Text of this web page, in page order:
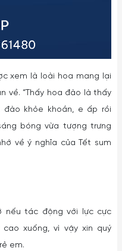
xem là loài hoa mang lại
về. “Thấy hoa đào là thấy
đào khỏe khoắn, e ấp rồi
bóng vừa tượng trưng
về ý nghĩa của Tết sum
nếu tác động với lực cực
xuống, vì vậy xin quý
em.